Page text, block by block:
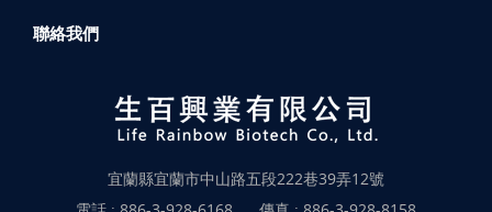
聯絡我們
宜蘭縣宜蘭市中山路五段222巷39弄12號